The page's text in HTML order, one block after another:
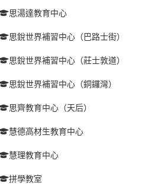
思湯達教育中心
思銳世界補習中心（巴路士街）
思銳世界補習中心（莊士敦道）
思銳世界補習中心（銅鑼灣）
思齊教育中心（天后）
慧德高材生教育中心
慧理教育中心
拼學教室